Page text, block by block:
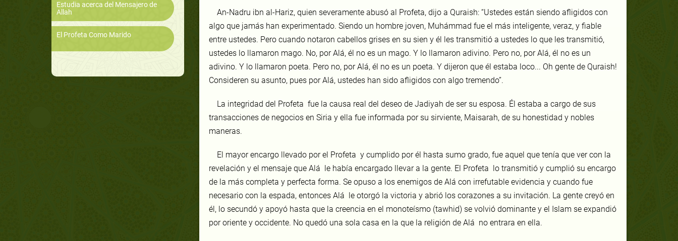
Estudia acerca del Mensajero de
Allah
El Profeta Como Marido
An-Nadru ibn al-Hariz, quien severamente abusó al Profeta, dijo a Quraish: “Ustedes están siendo afligidos con
algo que jamás han experimentado. Siendo un hombre joven, Muhámmad fue el más inteligente, veraz, y fiable
entre ustedes. Pero cuando notaron cabellos grises en su sien y él les transmitió a ustedes lo que les transmitió,
ustedes lo llamaron mago. No, por Alá, él no es un mago. Y lo llamaron adivino. Pero no, por Alá, él no es un
adivino. Y lo llamaron poeta. Pero no, por Alá, él no es un poeta. Y dijeron que él estaba loco... Oh gente de Quraish!
Consideren su asunto, pues por Alá, ustedes han sido afligidos con algo tremendo”.
La integridad del Profeta fue la causa real del deseo de Jadiyah de ser su esposa. Él estaba a cargo de sus
transacciones de negocios en Siria y ella fue informada por su sirviente, Maisarah, de su honestidad y nobles
maneras.
El mayor encargo llevado por el Profeta y cumplido por él hasta sumo grado, fue aquel que tenía que ver con la
revelación y el mensaje que Alá le había encargado llevar a la gente. El Profeta lo transmitió y cumplió su encargo
de la más completa y perfecta forma. Se opuso a los enemigos de Alá con irrefutable evidencia y cuando fue
necesario con la espada, entonces Alá le otorgó la victoria y abrió los corazones a su invitación. La gente creyó en
él, lo secundó y apoyó hasta que la creencia en el monoteísmo (tawhid) se volvió dominante y el Islam se expandió
por oriente y occidente. No quedó una sola casa en la que la religión de Alá no entrara en ella.